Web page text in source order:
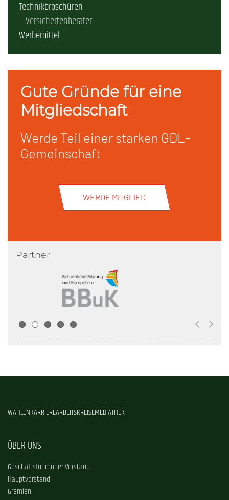
Technikbroschüren
Versichertenberater
Werbemittel
Gute Gründe für eine
Mitgliedschaft
Werde Teil einer starken GDL-
Gemeinschaft
WERDE MITGLIED
Partner
WAHLENKARRIEREARBEITSKREISEMEDIATHEK
ÜBER UNS
Geschäftsführender Vorstand
Hauptvorstand
Gremien